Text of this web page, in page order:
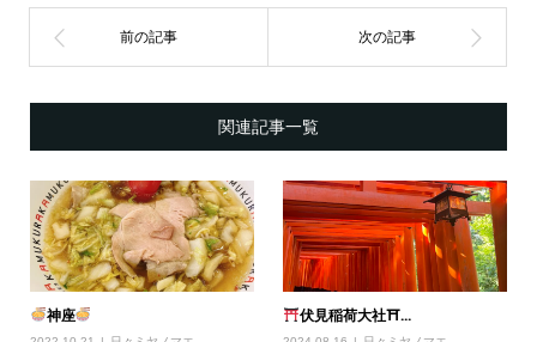
関連記事一覧
神座 伏見稲荷大社⛩...